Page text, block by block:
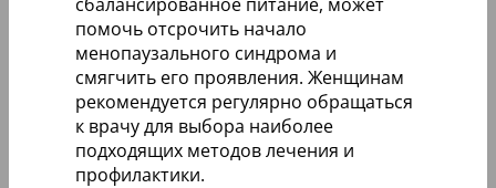
помочь отсрочить начало
менопаузального синдрома и
смягчить его проявления. Женщинам
рекомендуется регулярно обращаться
к врачу для выбора наиболее
подходящих методов лечения и
профилактики.